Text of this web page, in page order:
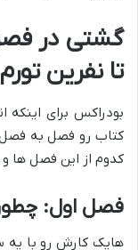
گشتی در
تا نفرین تورم
بودراکس برای اینکه
کتاب رو فصل به فصل
کدوم از این فصل ها
فصل اول: چطور
هایک کارش رو با یه